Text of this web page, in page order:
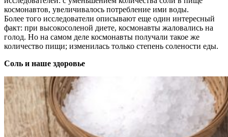
космонавтов, увеличивалось потребление ими воды.
Более того исследователи описывают еще один интересный
факт: при высокосоленой диете, космонавты жаловались на
голод. Но на самом деле космонавты получали такое же
количество пищи; изменилась только степень солености еды.
Соль и наше здоровье